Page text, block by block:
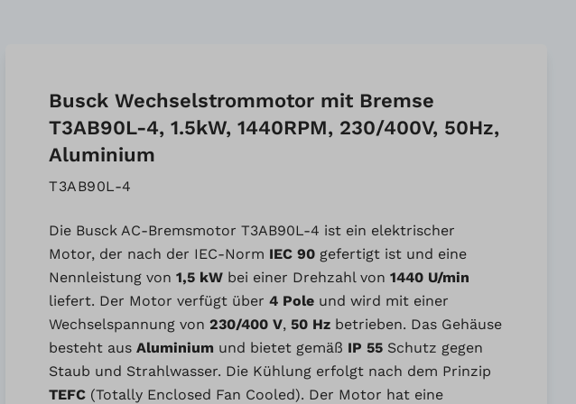
Busck Wechselstrommotor mit Bremse
T3AB90L-4, 1.5kW, 1440RPM, 230/400V, 50Hz,
Aluminium
T3AB90L-4
Die Busck AC-Bremsmotor T3AB90L-4 ist ein elektrischer
Motor, der nach der IEC-Norm IEC 90 gefertigt ist und eine
Nennleistung von 1,5 kW bei einer Drehzahl von 1440 U/min
liefert. Der Motor verfügt über 4 Pole und wird mit einer
Wechselspannung von 230/400 V, 50 Hz betrieben. Das Gehäuse
besteht aus Aluminium und bietet gemäß IP 55 Schutz gegen
Staub und Strahlwasser. Die Kühlung erfolgt nach dem Prinzip
TEFC (Totally Enclosed Fan Cooled). Der Motor hat eine